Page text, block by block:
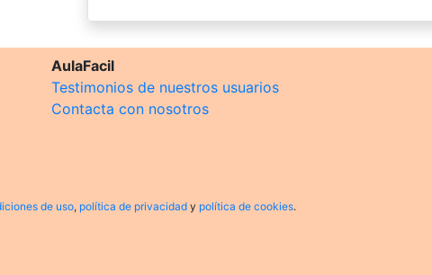
AulaFacil
Testimonios de nuestros usuarios
Contacta con nosotros
de uso, política de privacidad y política de cookies.